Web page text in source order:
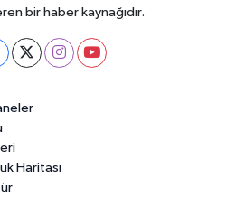
bir haber kaynağıdır.
Haritası